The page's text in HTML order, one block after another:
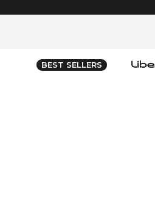
BEST SELLERS